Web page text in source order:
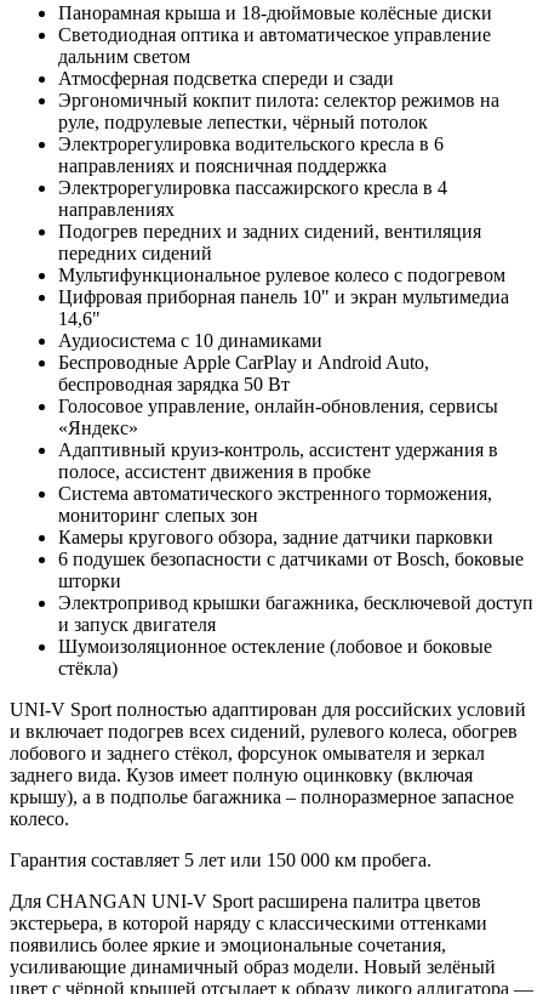
Панорамная крыша и 18-дюймовые колёсные диски
Светодиодная оптика и автоматическое управление
дальним светом
Атмосферная подсветка спереди и сзади
Эргономичный кокпит пилота: селектор режимов на
руле, подрулевые лепестки, чёрный потолок
Электрорегулировка водительского кресла в 6
направлениях и поясничная поддержка
Электрорегулировка пассажирского кресла в 4
направлениях
Подогрев передних и задних сидений, вентиляция
передних сидений
Мультифункциональное рулевое колесо с подогревом
Цифровая приборная панель 10" и экран мультимедиа
14,6"
Аудиосистема с 10 динамиками
Беспроводные Apple CarPlay и Android Auto,
беспроводная зарядка 50 Вт
Голосовое управление, онлайн-обновления, сервисы
«Яндекс»
Адаптивный круиз-контроль, ассистент удержания в
полосе, ассистент движения в пробке
Система автоматического экстренного торможения,
мониторинг слепых зон
Камеры кругового обзора, задние датчики парковки
6 подушек безопасности с датчиками от Bosch, боковые
шторки
Электропривод крышки багажника, бесключевой доступ
и запуск двигателя
Шумоизоляционное остекление (лобовое и боковые
стёкла)
UNI-V Sport полностью адаптирован для российских условий
и включает подогрев всех сидений, рулевого колеса, обогрев
лобового и заднего стёкол, форсунок омывателя и зеркал
заднего вида. Кузов имеет полную оцинковку (включая
крышу), а в подполье багажника – полноразмерное запасное
колесо.
Гарантия составляет 5 лет или 150 000 км пробега.
Для CHANGAN UNI-V Sport расширена палитра цветов
экстерьера, в которой наряду с классическими оттенками
появились более яркие и эмоциональные сочетания,
усиливающие динамичный образ модели. Новый зелёный
цвет с чёрной крышей отсылает к образу дикого аллигатора —